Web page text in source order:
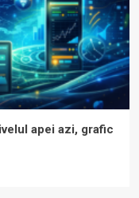
apei azi, grafic